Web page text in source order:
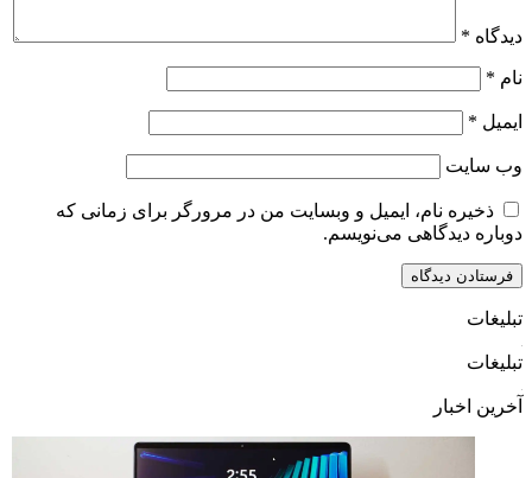
دیدگاه *
نام *
ایمیل *
وب‌ سایت
ذخیره نام، ایمیل و وبسایت من در مرورگر برای زمانی که
دوباره دیدگاهی می‌نویسم.
تبلیغات
تبلیغات